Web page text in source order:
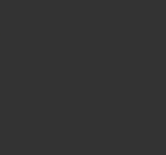
スカルプ＆ボディスクラブ